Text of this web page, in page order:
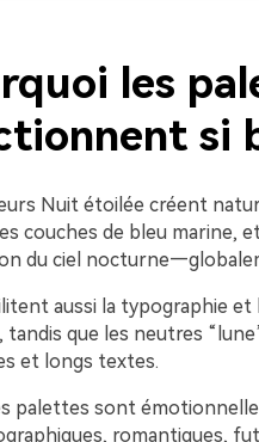
les
si
Nuit étoilée créent
couches de bleu marine,
du ciel
aussi la typographie
tandis que les neutres
et longs textes.
palettes sont
romantiques,